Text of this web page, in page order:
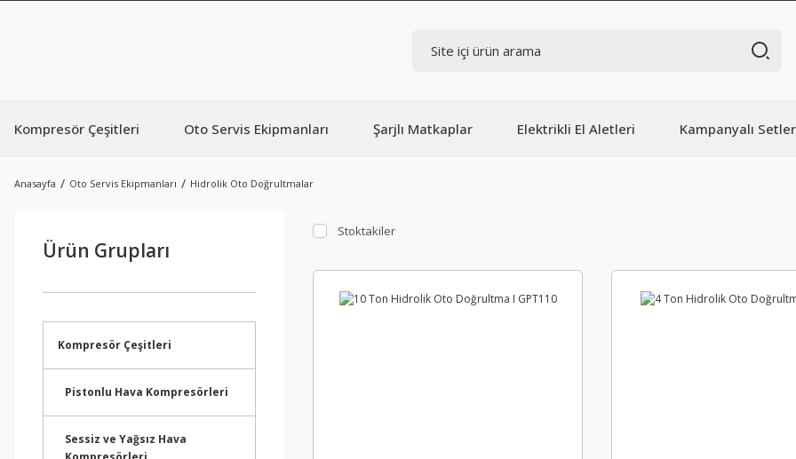
Kompresör Çeşitleri Oto Servis Ekipmanları Şarjlı Matkaplar Elektrikli El Aletleri Kampanyalı Setler
Anasayfa Oto Servis Ekipmanları Hidrolik Oto Doğrultmalar
Ürün Grupları
Kompresör Çeşitleri
Pistonlu Hava Kompresörleri
Sessiz ve Yağsız Hava
Stoktakiler